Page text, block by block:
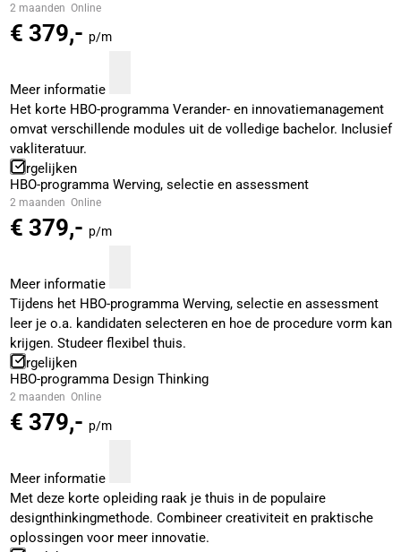
2 maanden Online
€ 379,- p/m
Meer informatie
Het korte HBO-programma Verander- en innovatiemanagement
omvat verschillende modules uit de volledige bachelor. Inclusief
vakliteratuur.
Vergelijken
HBO-programma Werving, selectie en assessment
2 maanden Online
€ 379,- p/m
Meer informatie
Tijdens het HBO-programma Werving, selectie en assessment
leer je o.a. kandidaten selecteren en hoe de procedure vorm kan
krijgen. Studeer flexibel thuis.
Vergelijken
HBO-programma Design Thinking
2 maanden Online
€ 379,- p/m
Meer informatie
Met deze korte opleiding raak je thuis in de populaire
designthinkingmethode. Combineer creativiteit en praktische
oplossingen voor meer innovatie.